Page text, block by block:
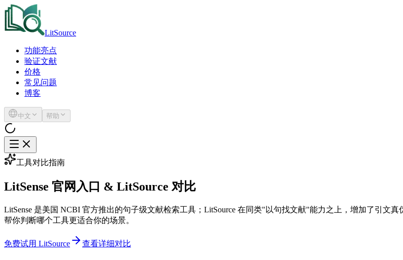
LitSource
功能亮点
验证文献
价格
常见问题
博客
中文 帮助
工具对比指南
LitSense 官网入口 & LitSource 对比
LitSense 是美国 NCBI 官方推出的句子级文献检索工具；LitSource 在同类"以句找文献"能力之上，增加了引文
帮你判断哪个工具更适合你的场景。
免费试用 LitSource 查看详细对比